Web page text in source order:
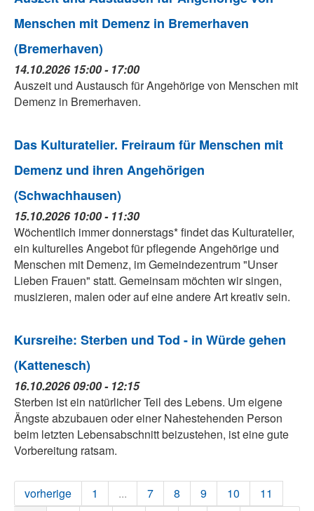
Menschen mit Demenz in Bremerhaven
(Bremerhaven)
14.10.2026 15:00 - 17:00
Auszeit und Austausch für Angehörige von Menschen mit
Demenz in Bremerhaven.
Das Kulturatelier. Freiraum für Menschen mit
Demenz und ihren Angehörigen
(Schwachhausen)
15.10.2026 10:00 - 11:30
Wöchentlich immer donnerstags* findet das Kulturatelier,
ein kulturelles Angebot für pflegende Angehörige und
Menschen mit Demenz, im Gemeindezentrum "Unser
Lieben Frauen" statt. Gemeinsam möchten wir singen,
musizieren, malen oder auf eine andere Art kreativ sein.
Kursreihe: Sterben und Tod - in Würde gehen
(Kattenesch)
16.10.2026 09:00 - 12:15
Sterben ist ein natürlicher Teil des Lebens. Um eigene
Ängste abzubauen oder einer Nahestehenden Person
beim letzten Lebensabschnitt beizustehen, ist eine gute
Vorbereitung ratsam.
vorherige 1 ... 7 8 9 10
11